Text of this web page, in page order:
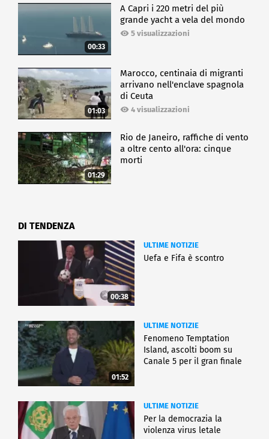
00:33
A Capri i 220 metri del più
grande yacht a vela del mondo
5 visualizzazioni
01:03
Marocco, centinaia di migranti
arrivano nell'enclave spagnola
di Ceuta
4 visualizzazioni
01:29
Rio de Janeiro, raffiche di vento
a oltre cento all'ora: cinque
morti
DI TENDENZA
00:38
ULTIME NOTIZIE
Uefa e Fifa è scontro
01:52
ULTIME NOTIZIE
Fenomeno Temptation
Island, ascolti boom su
Canale 5 per il gran finale
ULTIME NOTIZIE
Per la democrazia la
violenza virus letale